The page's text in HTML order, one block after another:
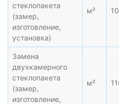
стеклопакета
(замер,
изготовление,
установка)
м²
Замена
двухкамерного
стеклопакета
(замер,
изготовление,
м²